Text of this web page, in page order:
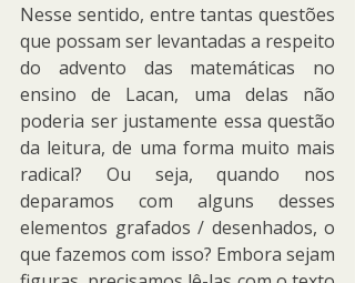
Nesse sentido, entre tantas questões
que possam ser levantadas a respeito
do advento das matemáticas no
ensino de Lacan, uma delas não
poderia ser justamente essa questão
da leitura, de uma forma muito mais
radical? Ou seja, quando nos
deparamos com alguns desses
elementos grafados / desenhados, o
que fazemos com isso? Embora sejam